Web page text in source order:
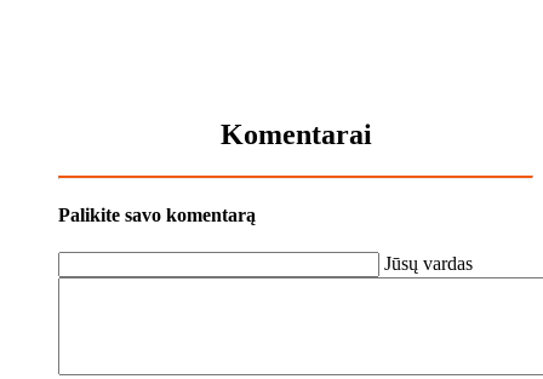
Komentarai
Palikite savo komentarą
Jūsų vardas